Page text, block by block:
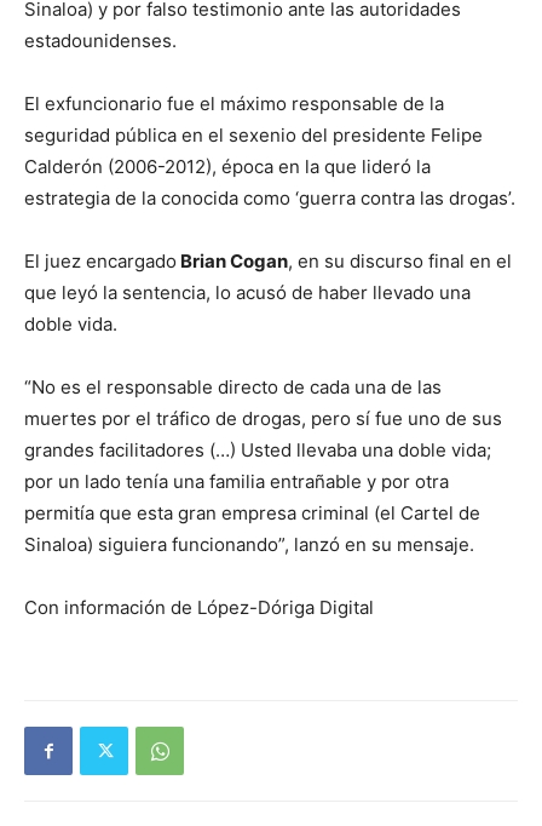
Sinaloa) y por falso testimonio ante las autoridades
estadounidenses.
El exfuncionario fue el máximo responsable de la
seguridad pública en el sexenio del presidente Felipe
Calderón (2006-2012), época en la que lideró la
estrategia de la conocida como ‘guerra contra las drogas’.
El juez encargado Brian Cogan, en su discurso final en el
que leyó la sentencia, lo acusó de haber llevado una
doble vida.
“No es el responsable directo de cada una de las
muertes por el tráfico de drogas, pero sí fue uno de sus
grandes facilitadores (…) Usted llevaba una doble vida;
por un lado tenía una familia entrañable y por otra
permitía que esta gran empresa criminal (el Cartel de
Sinaloa) siguiera funcionando”, lanzó en su mensaje.
Con información de López-Dóriga Digital